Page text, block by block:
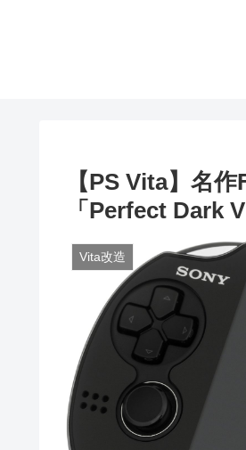
【PS Vita】名
「Perfect Dark
Vita改造